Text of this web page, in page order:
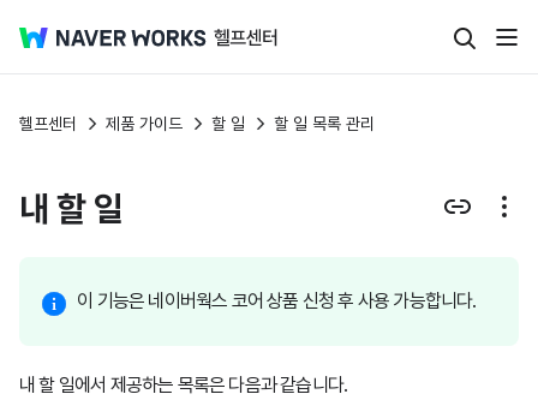
헬프센터 제품 가이드 할 일 할 일 목록 관리
내 할 일
이 기능은 네이버웍스 코어 상품 신청 후 사용 가능합니다.
내 할 일에서 제공하는 목록은 다음과 같습니다.